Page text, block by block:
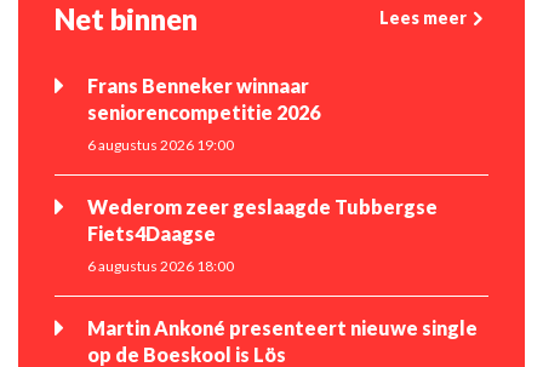
Net binnen Lees meer
Frans Benneker winnaar
seniorencompetitie 2026
6 augustus 2026 19:00
Wederom zeer geslaagde Tubbergse
Fiets4Daagse
6 augustus 2026 18:00
Martin Ankoné presenteert nieuwe single
op de Boeskool is Lös